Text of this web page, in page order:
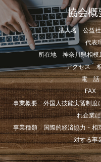
協会概
法人名 公益社
代表
所在地 神奈川県相模
アクセス
電 話
FAX
事業概要 外国人技能実習制度
れ企業
事業種類 国際的経済協力・相
対する事